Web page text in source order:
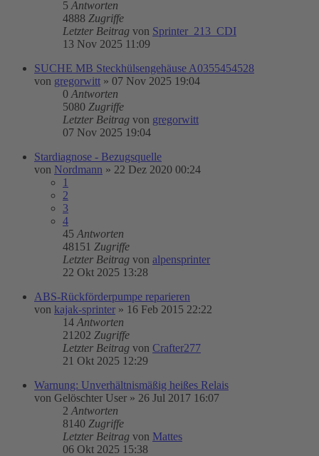
5 Antworten
4888 Zugriffe
Letzter Beitrag von Sprinter_213_CDI
13 Nov 2025 11:09
SUCHE MB Steckhülsengehäuse A0355454528
von gregorwitt » 07 Nov 2025 19:04
0 Antworten
5080 Zugriffe
Letzter Beitrag von gregorwitt
07 Nov 2025 19:04
Stardiagnose - Bezugsquelle
von Nordmann » 22 Dez 2020 00:24
1
2
3
4
45 Antworten
48151 Zugriffe
Letzter Beitrag von alpensprinter
22 Okt 2025 13:28
ABS-Rückförderpumpe reparieren
von kajak-sprinter » 16 Feb 2015 22:22
14 Antworten
21202 Zugriffe
Letzter Beitrag von Crafter277
21 Okt 2025 12:29
Warnung: Unverhältnismäßig heißes Relais
von Gelöschter User » 26 Jul 2017 16:07
2 Antworten
8140 Zugriffe
Letzter Beitrag von Mattes
06 Okt 2025 15:38